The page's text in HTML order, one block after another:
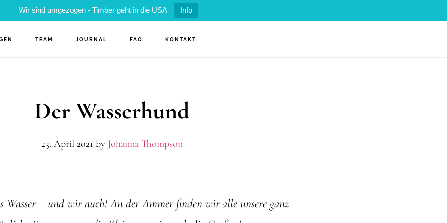
Wir sind umgezogen - Timber geht in die USA Info
TEAM JOURNAL FAQ KONTAKT
Der Wasserhund
23. April 2021 by Johanna Thompson
Wasser – und wir auch! An der Ammer finden wir alle unsere ganz